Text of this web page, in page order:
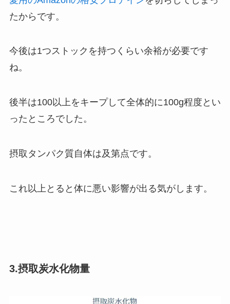
たからです。
今後は1つストックを持つくらい余裕が必要です
ね。
後半は100以上をキープして全体的に100g程度とい
ったところでした。
摂取タンパク質自体は及第点です。
これ以上とると体に悪い影響が出る気がします。
3.摂取炭水化物量